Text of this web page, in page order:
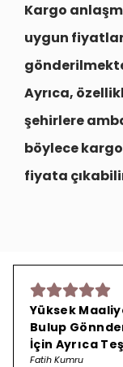
Kargo
uygun
Ayrıca,
şehirlere
böylece
fiyata
Yüksek
Bulup
İçin Ayrıca
Fatih Kumru